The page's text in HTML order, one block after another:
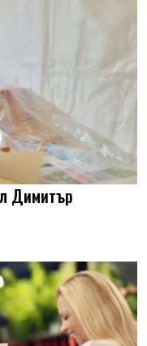
Димитър